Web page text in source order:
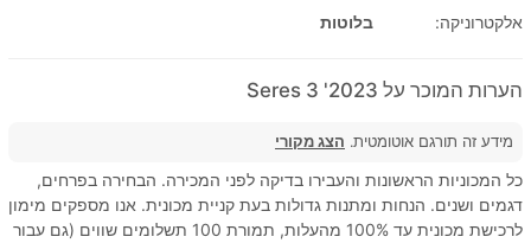
אלקטרוניקה:
בלוטות
הערות המוכר על 2023' Seres 3
מידע זה תורגם אוטומטית. הצג מקורי
כל המכוניות הראשונות והעבירו בדיקה לפני המכירה. הבחירה בפרחים,
דגמים ושנים. הנחות ומתנות גדולות בעת קניית מכונית. אנו מספקים מימון
לרכישת מכונית עד 100% מהעלות, תמורת 100 תשלומים שווים (גם עבור